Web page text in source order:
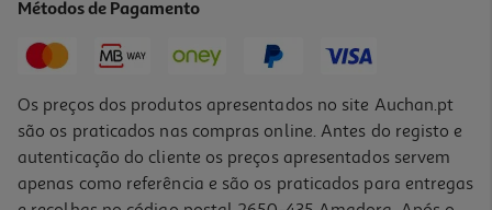
Métodos de Pagamento
Os preços dos produtos apresentados no site Auchan.pt
são os praticados nas compras online. Antes do registo e
autenticação do cliente os preços apresentados servem
apenas como referência e são os praticados para entregas